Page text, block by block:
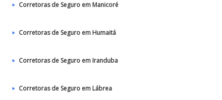
Corretoras de Seguro em Manicoré
Corretoras de Seguro em Humaitá
Corretoras de Seguro em Iranduba
Corretoras de Seguro em Lábrea